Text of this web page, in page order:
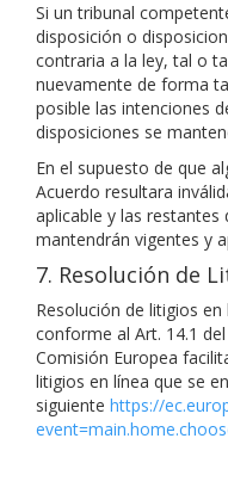
Si un tribunal
disposición o
contraria a la ley, tal o
nuevamente de forma
posible las intenciones
disposiciones se
En el supuesto de que
Acuerdo resultara
aplicable y las restantes
mantendrán vigentes y
7. Resolución de
Resolución de litigios
conforme al Art. 14.1
Comisión Europea
litigios en línea que se
siguiente https://